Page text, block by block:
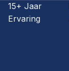
15+ Jaar
Ervaring